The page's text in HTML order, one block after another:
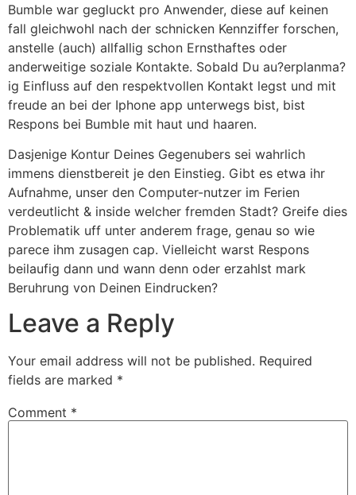
Bumble war gegluckt pro Anwender, diese auf keinen
fall gleichwohl nach der schnicken Kennziffer forschen,
anstelle (auch) allfallig schon Ernsthaftes oder
anderweitige soziale Kontakte. Sobald Du au?erplanma?
ig Einfluss auf den respektvollen Kontakt legst und mit
freude an bei der Iphone app unterwegs bist, bist
Respons bei Bumble mit haut und haaren.
Dasjenige Kontur Deines Gegenubers sei wahrlich
immens dienstbereit je den Einstieg. Gibt es etwa ihr
Aufnahme, unser den Computer-nutzer im Ferien
verdeutlicht & inside welcher fremden Stadt? Greife dies
Problematik uff unter anderem frage, genau so wie
parece ihm zusagen cap. Vielleicht warst Respons
beilaufig dann und wann denn oder erzahlst mark
Beruhrung von Deinen Eindrucken?
Leave a Reply
Your email address will not be published. Required
fields are marked *
Comment *